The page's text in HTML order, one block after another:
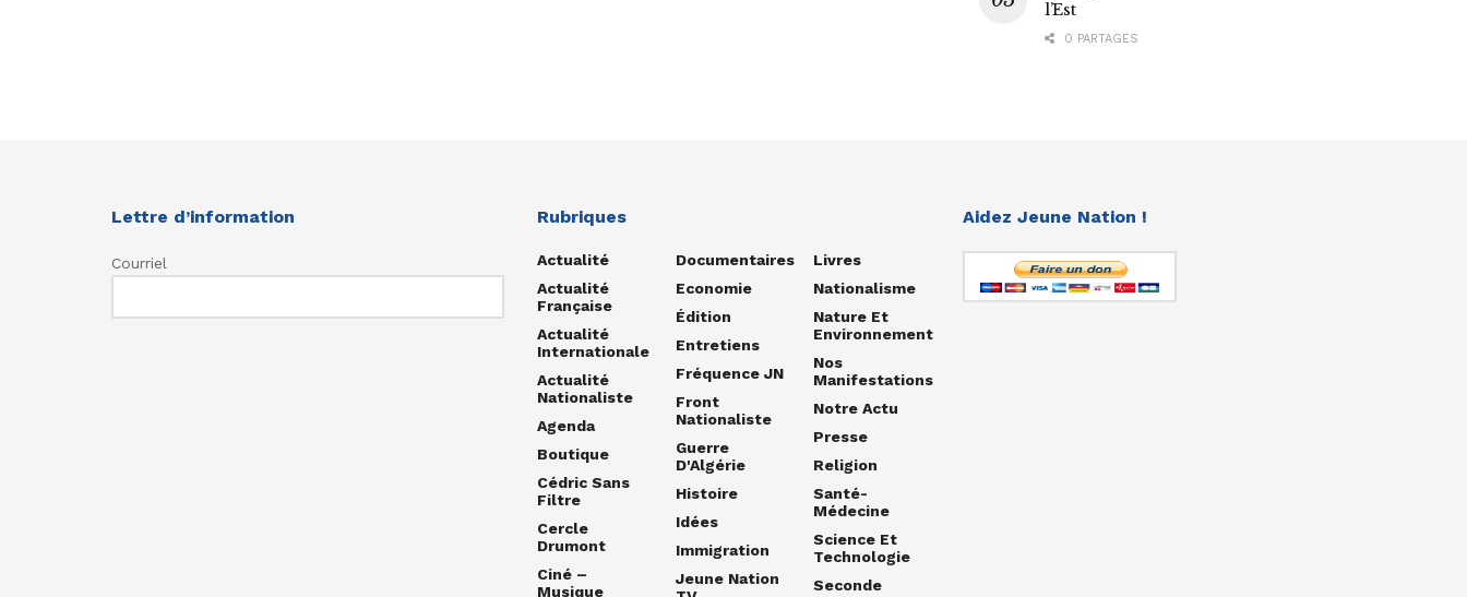
l’Est
0 PARTAGES
Lettre d’information
Courriel
Rubriques
Actualité
Actualité
Française
Actualité
Internationale
Actualité
Nationaliste
Agenda
Boutique
Cédric Sans
Filtre
Cercle
Drumont
Ciné –
Musique
Documentaires
Economie
Édition
Entretiens
Fréquence JN
Front
Nationaliste
Guerre
D'Algérie
Histoire
Idées
Immigration
Jeune Nation
Livres
Nationalisme
Nature Et
Environnement
Nos
Manifestations
Notre Actu
Presse
Religion
Santé-
Médecine
Science Et
Technologie
Seconde
Aidez Jeune Nation !